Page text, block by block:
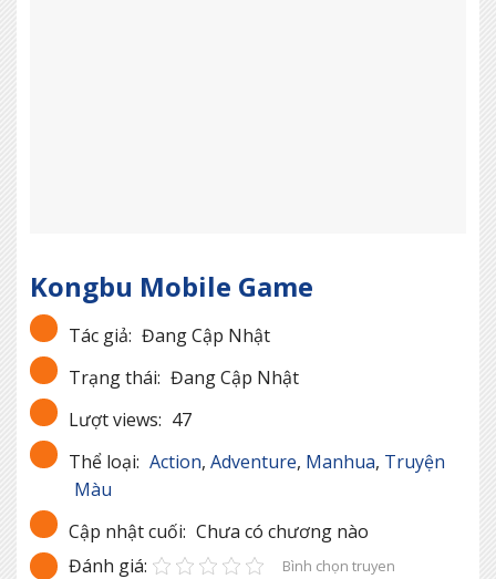
Kongbu Mobile Game
Tác giả: Đang Cập Nhật
Trạng thái: Đang Cập Nhật
Lượt views: 47
Thể loại: Action, Adventure, Manhua, Truyện
Màu
Cập nhật cuối: Chưa có chương nào
Đánh giá:
Bình chọn truyen